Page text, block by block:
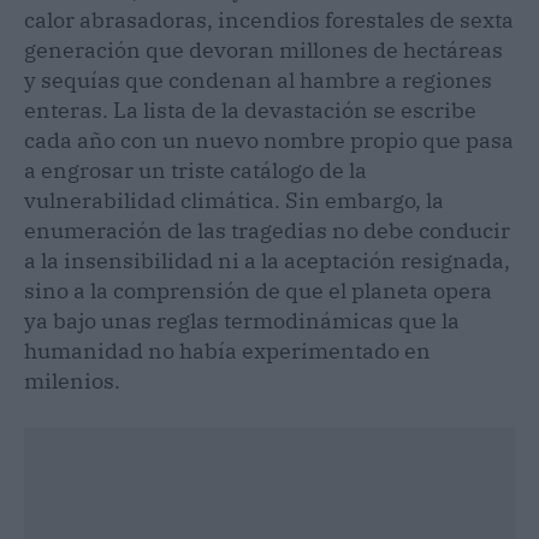
calor abrasadoras, incendios forestales de sexta
generación que devoran millones de hectáreas
y sequías que condenan al hambre a regiones
enteras. La lista de la devastación se escribe
cada año con un nuevo nombre propio que pasa
a engrosar un triste catálogo de la
vulnerabilidad climática. Sin embargo, la
enumeración de las tragedias no debe conducir
a la insensibilidad ni a la aceptación resignada,
sino a la comprensión de que el planeta opera
ya bajo unas reglas termodinámicas que la
humanidad no había experimentado en
milenios.